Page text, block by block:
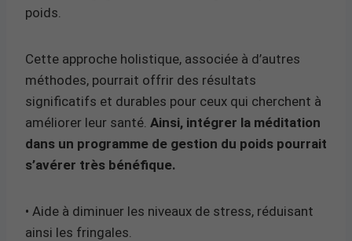
poids.
Cette approche holistique, associée à d’autres
méthodes, pourrait offrir des résultats
significatifs et durables pour ceux qui cherchent à
améliorer leur santé. Ainsi, intégrer la méditation
dans un programme de gestion du poids pourrait
s’avérer très bénéfique.
• Aide à diminuer les niveaux de stress, réduisant
ainsi les fringales.